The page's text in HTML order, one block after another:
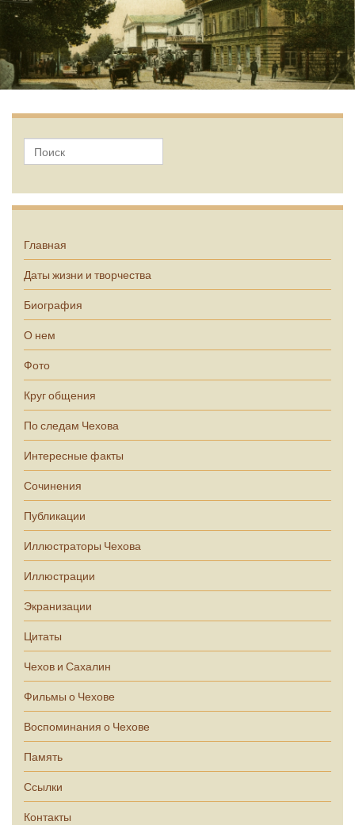
Главная
Даты жизни и творчества
Биография
О нем
Фото
Круг общения
По следам Чехова
Интересные факты
Сочинения
Публикации
Иллюстраторы Чехова
Иллюстрации
Экранизации
Цитаты
Чехов и Сахалин
Фильмы о Чехове
Воспоминания о Чехове
Память
Ссылки
Контакты